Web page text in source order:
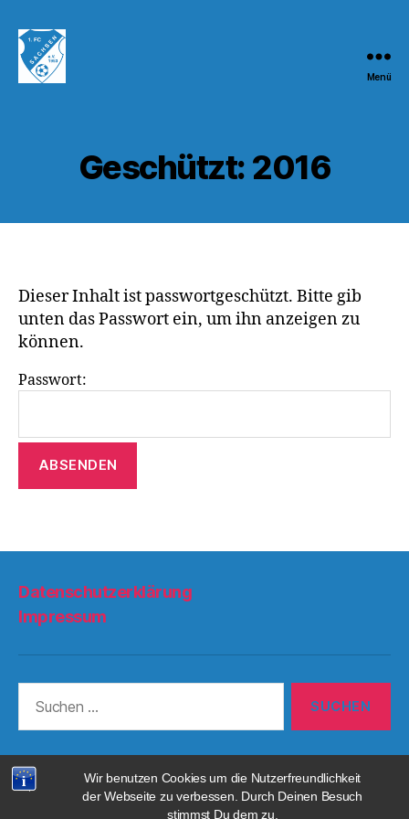
Wir benutzen Cookies um die Nutzerfreundlichkeit
der Webseite zu verbessen. Durch Deinen Besuch
stimmst Du dem zu.
Menü
Geschützt: 2016
Dieser Inhalt ist passwortgeschützt. Bitte gib
unten das Passwort ein, um ihn anzeigen zu
können.
Passwort:
Datenschutzerklärung
Impressum
nach:
© 2026 1.FC Sachsen 1953 e.V. Nach oben